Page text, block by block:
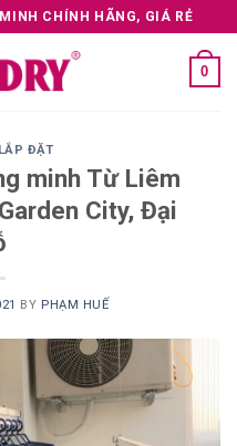
CHÍNH HÃNG, GIÁ RẺ
0
ĐẶT
minh Từ Liêm
City, Đại
BY PHẠM HUẾ